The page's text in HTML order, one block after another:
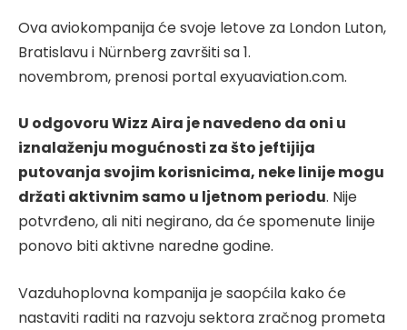
Ova aviokompanija će svoje letove za London Luton,
Bratislavu i Nürnberg završiti sa 1.
novembrom, prenosi portal exyuaviation.com.
U odgovoru Wizz Aira je navedeno da oni u
iznalaženju mogućnosti za što jeftijija
putovanja svojim korisnicima, neke linije mogu
držati aktivnim samo u ljetnom periodu. Nije
potvrđeno, ali niti negirano, da će spomenute linije
ponovo biti aktivne naredne godine.
Vazduhoplovna kompanija je saopćila kako će
nastaviti raditi na razvoju sektora zračnog prometa